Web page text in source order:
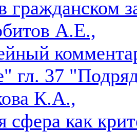
гражданском
А.Е.,
гл. 37
К.А.,
сфера как